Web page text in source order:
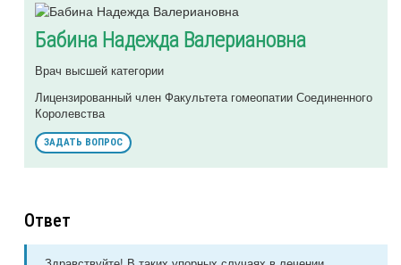
Бабина Надежда Валериановна
Врач высшей категории
Лицензированный член Факультета гомеопатии Соединенного
Королевства
ЗАДАТЬ ВОПРОС
Ответ